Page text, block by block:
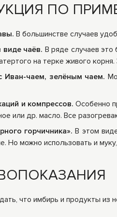
ПО
В большинстве случаев
виде чаёв. В ряде случаев
на терке живого
Иван-чаем, зелёным чаем.
и компрессов. Особенно
или др. масло. Все
горчичника». В этом
Но можно использовать и
что имбирь и продукты из